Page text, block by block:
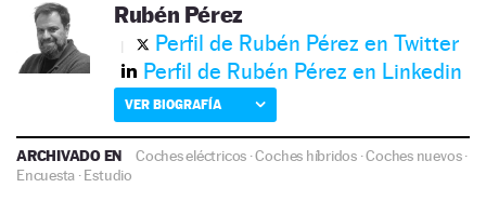
Rubén Pérez
Perfil de Rubén Pérez en Twitter
Perfil de Rubén Pérez en Linkedin
VER BIOGRAFÍA
ARCHIVADO EN Coches eléctricos ·Coches híbridos·Coches nuevos·
Encuesta ·Estudio